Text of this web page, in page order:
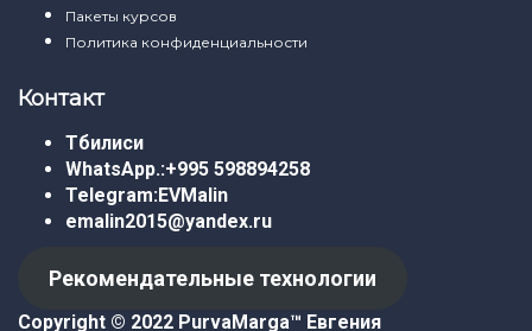
Пакеты курсов
Политика конфиденциальности
Контакт
Тбилиси
WhatsApp.:+995 598894258
Telegram:EVMalin
emalin2015@yandex.ru
Рекомендательные технологии
Copyright © 2022 PurvaMarga™ Евгения